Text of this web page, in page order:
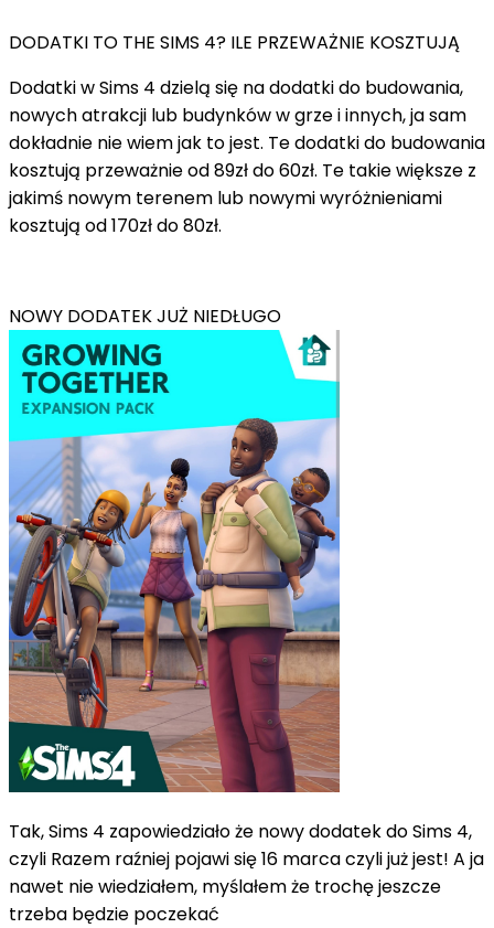
DODATKI TO THE SIMS 4? ILE PRZEWAŻNIE KOSZTUJĄ
Dodatki w Sims 4 dzielą się na dodatki do budowania,
nowych atrakcji lub budynków w grze i innych, ja sam
dokładnie nie wiem jak to jest. Te dodatki do budowania
kosztują przeważnie od 89zł do 60zł. Te takie większe z
jakimś nowym terenem lub nowymi wyróżnieniami
kosztują od 170zł do 80zł.
NOWY DODATEK JUŻ NIEDŁUGO
Tak, Sims 4 zapowiedziało że nowy dodatek do Sims 4,
czyli Razem raźniej pojawi się 16 marca czyli już jest! A ja
nawet nie wiedziałem, myślałem że trochę jeszcze
trzeba będzie poczekać